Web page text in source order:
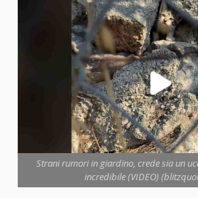
Strani rumori in giardino, crede sia un
incredibile (VIDEO)